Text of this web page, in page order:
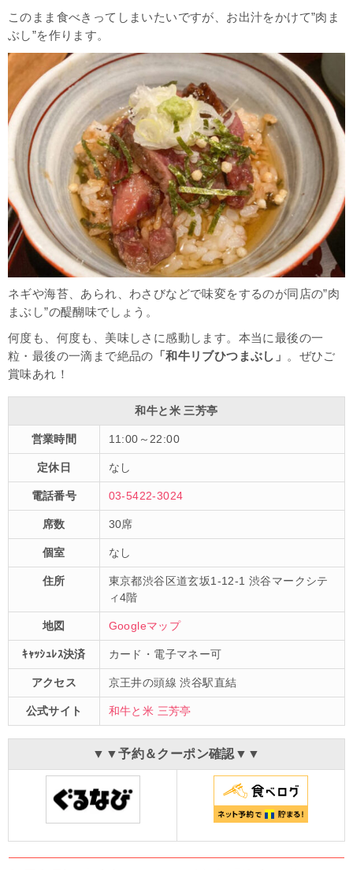
このまま食べきってしまいたいですが、お出汁をかけて”肉ま
ぶし”を作ります。
ネギや海苔、あられ、わさびなどで味変をするのが同店の”肉
まぶし”の醍醐味でしょう。
何度も、何度も、美味しさに感動します。本当に最後の一
粒・最後の一滴まで絶品の 「和牛リブひつまぶし」 。ぜひご
賞味あれ！
和牛と米 三芳亭
営業時間 11:00～22:00
定休日 なし
電話番号 03-5422-3024
席数 30席
個室 なし
住所 東京都渋谷区道玄坂1-12-1 渋谷マークシテ
ィ4階
地図 Googleマップ
ｷｬｯｼｭﾚｽ決済 カード・電子マネー可
アクセス 京王井の頭線 渋谷駅直結
公式サイト 和牛と米 三芳亭
▼▼予約＆クーポン確認▼▼